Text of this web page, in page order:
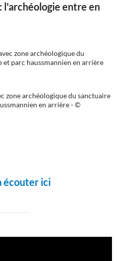
l'archéologie entre en
zone archéologique du sanctuaire
en arrière - ©
écouter ici